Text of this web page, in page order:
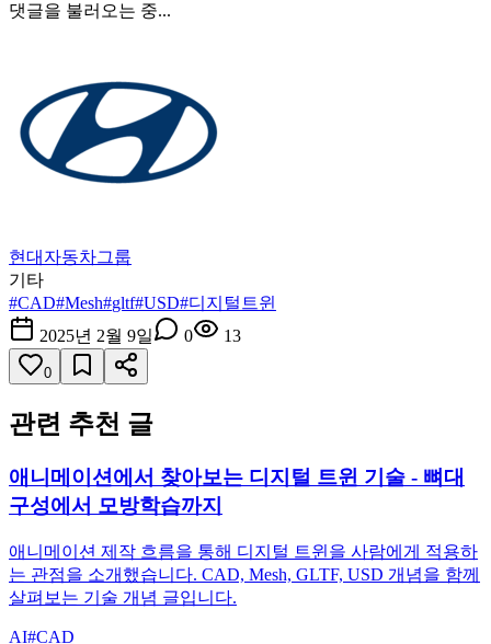
댓글을 불러오는 중...
현대자동차그룹
기타
#CAD#Mesh#gltf#USD#디지털트윈
2025년 2월 9일
0 13
0
관련 추천 글
애니메이션에서 찾아보는 디지털 트윈 기술 - 뼈대
구성에서 모방학습까지
애니메이션 제작 흐름을 통해 디지털 트윈을 사람에게 적용하
는 관점을 소개했습니다. CAD, Mesh, GLTF, USD 개념을 함께
살펴보는 기술 개념 글입니다.
AI#CAD